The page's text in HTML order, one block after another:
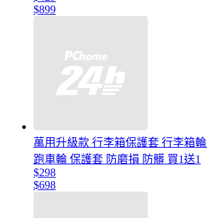
$899
萬用升級款 行李箱保護套 行李箱
跑車輪 保護套 防磨損 防髒 買1送1
$298
$698